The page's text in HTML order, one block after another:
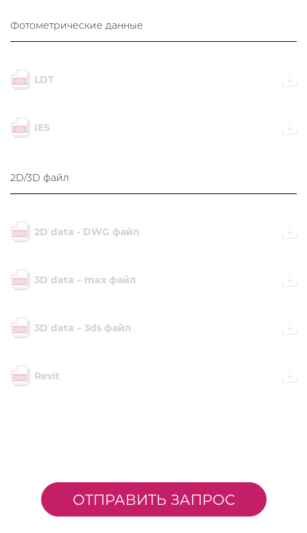
Фотометрические данные
LDT
IES
2D/3D файл
2D data - DWG файл
3D data – max файл
3D data – 3ds файл
Revit
ОТПРАВИТЬ ЗАПРОС